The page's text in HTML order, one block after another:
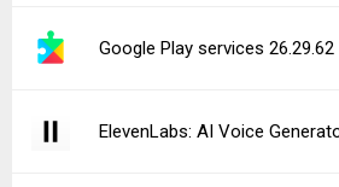
Google Play services 26.29.62
ElevenLabs: AI Voice